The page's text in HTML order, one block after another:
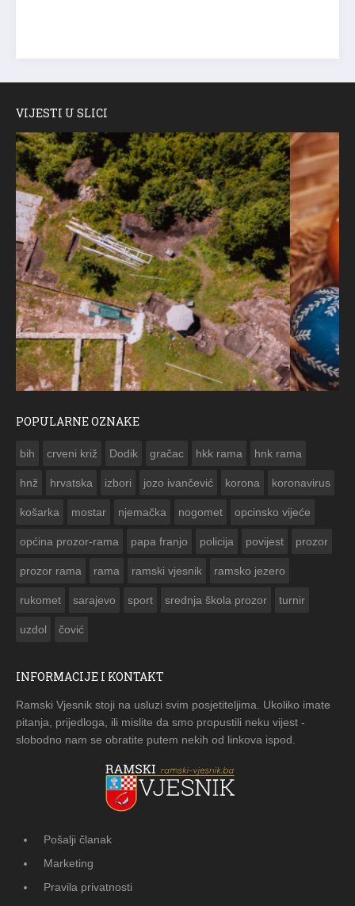
VIJESTI U SLICI
POPULARNE OZNAKE
bih crveni križ Dodik gračac hkk rama hnk rama
hnž hrvatska izbori jozo ivančević korona koronavirus
košarka mostar njemačka nogomet opcinsko vijeće
općina prozor-rama papa franjo policija povijest prozor
prozor rama rama ramski vjesnik ramsko jezero
rukomet sarajevo sport srednja škola prozor turnir
uzdol čović
INFORMACIJE I KONTAKT
Ramski Vjesnik stoji na usluzi svim posjetiteljima. Ukoliko imate
pitanja, prijedloga, ili mislite da smo propustili neku vijest -
slobodno nam se obratite putem nekih od linkova ispod.
Pošalji članak
Marketing
Pravila privatnosti